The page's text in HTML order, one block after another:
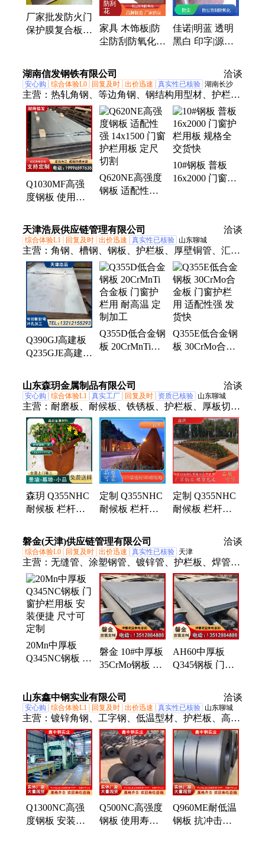
膜、塑料件保护膜、镀锌板保护膜、扣板保护膜、石
英石保护膜、大理石保护膜
厂家批发防火门
保护膜复合板不
家具 木饰板|防
尘防刮防氧化|
膜|佳诺
佳诺|明蓝 透明
黑白 印字|源头
湖南信发钢铁有限公司 洽谈
安心购 综合体验L0 回复及时 出价迅速 真实性已核验 湖南长沙
主营： 热轧角钢、等边角钢、钢结构用型材、护栏
板、车辆制造用型钢
Q1030MF高强
度钢板 使用寿
窗护栏用板 规
格材质全
Q620NE高强度
钢板 适配性强
割
10#钢板 普板
16x2000 门窗护
天津浩辰供应链管理有限公司 洽谈
综合体验L1 回复及时 出价迅速 真实性已核验 山东聊城
主营： 角钢、槽钢、钢板、护栏板、厚壁铜管、汇流
铜排、导电铜管、接地铜排、镀锡铜排、无缝钢管、
石油裂化管、方管、紫铜排、3087中低压锅炉管、热
轧无缝管、合金板、Q355B无缝钢管、Q355D无缝
管、GB9948无缝钢管、Q345B无缝管、Q355D角
钢、Q355D槽钢、不等边角钢、Q355C等边角钢、
20G高压锅炉管
Q390GJ高建板
Q235GJE高建钢
承载能力大 规
格全
Q355D低合金钢
板 20CrMnTi合
加工
Q355E低合金钢
板 30CrMo合金
山东森玥金属制品有限公司 洽谈
安心购 综合体验L1 真实工厂 回复及时 资质已核验 山东聊城
主营： 耐磨板、耐候板、铁锈板、护栏板、厚板切
割、耐磨钢板、耐候钢板
森玥 Q355NHC
耐候板 栏杆护
饰幕墙建设用
整车价优
定制 Q355NHC
耐候板 栏杆护
持来图订制 专
业做锈
定制 Q355NHC
耐候板 栏杆护
难件加工 专业
做锈
磐金(天津)供应链管理有限公司 洽谈
综合体验L0 回复及时 出价迅速 真实性已核验 天津
主营： 无缝管、涂塑钢管、镀锌管、护栏板、焊管、
方管、角钢、槽钢、工字钢、H型钢
20Mn中厚板
Q345NC钢板 门
定制
磐金 10#中厚板
35CrMo钢板 门
性好 厂商零售
AH60中厚板
Q345钢板 门窗
范围广 规格全
发货快
山东鑫中钢实业有限公司 洽谈
安心购 综合体验L1 回复及时 出价迅速 真实性已核验 山东聊城
主营： 镀锌角钢、工字钢、低温型材、护栏板、高强
钢板、美标槽钢、耐低温角钢、非标低温钢板、耐低
温合金钢板、Q235镀锌角钢、Q355角钢、Q355E工
字钢、Q235镀锌H型钢、20CrMo圆钢、20CrMo钢
板、1Cr5Mo钢板、Q355镀锌槽钢、英标等边角钢、
高强度低温H型钢、正火工字钢、开平板切割加工、
低温U型钢、车辆制造用型钢、锰板
Q1300NC高强
度钢板 安装便
Q500NC高强度
钢板 使用寿命
Q960ME耐低温
钢板 抗冲击